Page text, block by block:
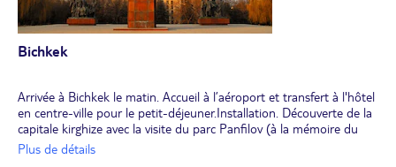
Bichkek
Arrivée à Bichkek le matin. Accueil à l’aéroport et transfert à l'hôtel
en centre-ville pour le petit-déjeuner.Installation. Découverte de la
capitale kirghize avec la visite du parc Panfilov (à la mémoire du
Général-Major Yvan Panfilov, commandant d’une division qui a
Plus de détails